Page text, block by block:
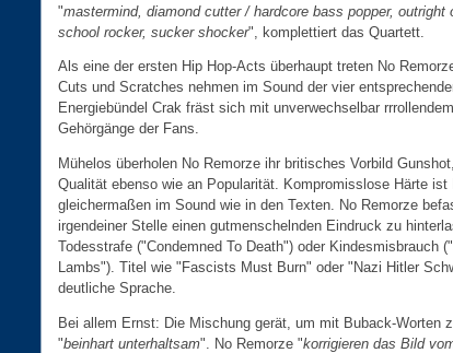
"mastermind, diamond cutter / hardcore bass popper, outright
school rocker, sucker shocker", komplettiert das Quartett.
Als eine der ersten Hip Hop-Acts überhaupt treten No
Cuts und Scratches nehmen im Sound der vier
Energiebündel Crak fräst sich mit unverwechselbar
Gehörgänge der Fans.
Mühelos überholen No Remorze ihr britisches Vorbild
Qualität ebenso wie an Popularität. Kompromisslose Härte ist
gleichermaßen im Sound wie in den Texten. No Remorze
irgendeiner Stelle einen gutmenschelnden Eindruck zu
Todesstrafe ("Condemned To Death") oder Kindesmisbrauch
Lambs"). Titel wie "Fascists Must Burn" oder "Nazi Hitler
deutliche Sprache.
Bei allem Ernst: Die Mischung gerät, um mit Buback-Worten
"beinhart unterhaltsam". No Remorze "korrigieren das Bild